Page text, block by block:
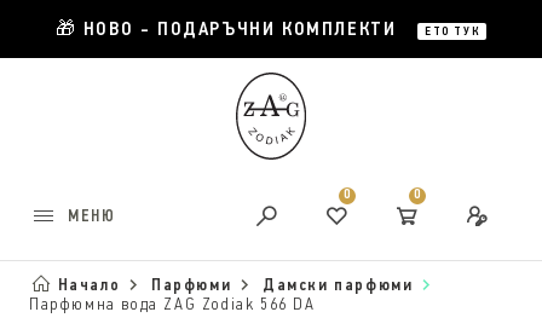
🎁 НОВО - ПОДАРЪЧНИ КОМПЛЕКТИ ЕТО ТУК
МЕНЮ
0 0
Начало Парфюми
Дамски парфюми
Парфюмна вода ZAG Zodiak 566 DA